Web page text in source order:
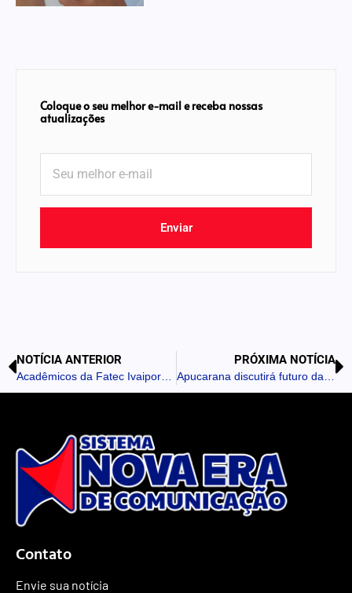
Coloque o seu melhor e-mail e receba nossas
atualizações
Enviar
NOTÍCIA ANTERIOR PRÓXIMA NOTÍCIA
Contato
Envie sua notícia